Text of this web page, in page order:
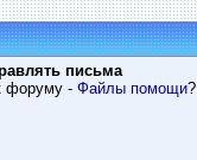
письма
форуму - Файлы помощи?